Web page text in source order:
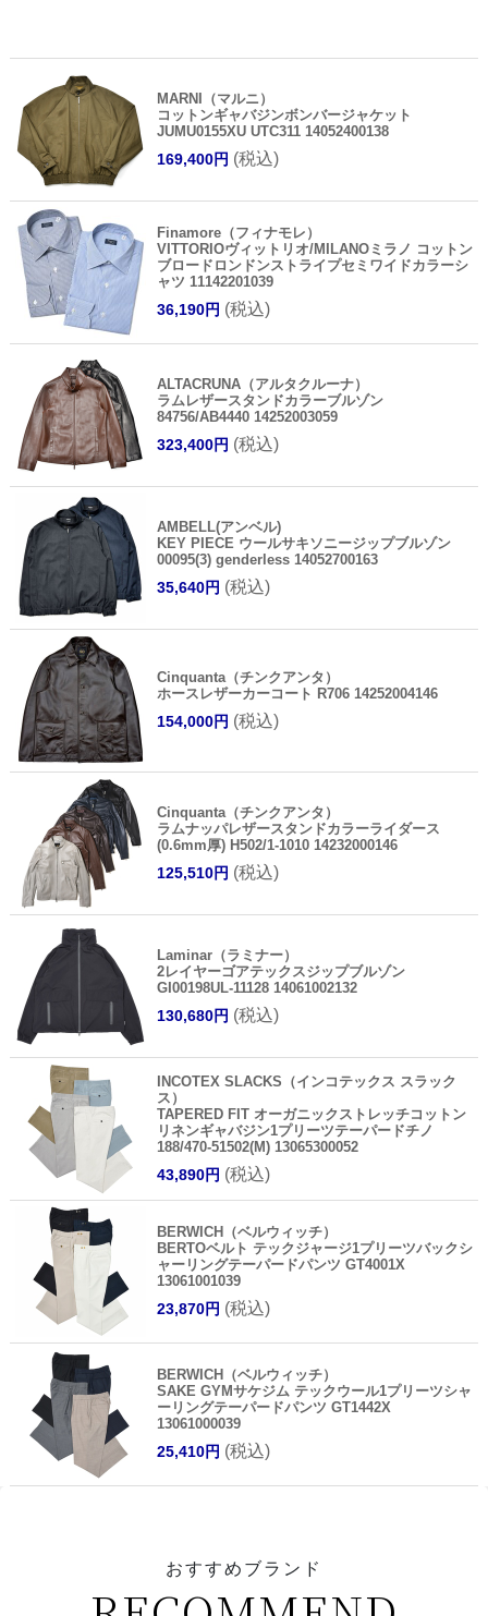
MARNI（マルニ）
コットンギャバジンボンバージャケット
JUMU0155XU UTC311 14052400138
169,400円 (税込)
Finamore（フィナモレ）
VITTORIOヴィットリオ/MILANOミラノ コットン
ブロードロンドンストライプセミワイドカラーシ
ャツ 11142201039
36,190円 (税込)
ALTACRUNA（アルタクルーナ）
ラムレザースタンドカラーブルゾン
84756/AB4440 14252003059
323,400円 (税込)
AMBELL(アンベル)
KEY PIECE ウールサキソニージップブルゾン
00095(3) genderless 14052700163
35,640円 (税込)
Cinquanta（チンクアンタ）
ホースレザーカーコート R706 14252004146
154,000円 (税込)
Cinquanta（チンクアンタ）
ラムナッパレザースタンドカラーライダース
(0.6mm厚) H502/1-1010 14232000146
125,510円 (税込)
Laminar（ラミナー）
2レイヤーゴアテックスジップブルゾン
GI00198UL-11128 14061002132
130,680円 (税込)
INCOTEX SLACKS（インコテックス スラック
ス）
TAPERED FIT オーガニックストレッチコットン
リネンギャバジン1プリーツテーパードチノ
188/470-51502(M) 13065300052
43,890円 (税込)
BERWICH（ベルウィッチ）
BERTOベルト テックジャージ1プリーツバックシ
ャーリングテーパードパンツ GT4001X
13061001039
23,870円 (税込)
BERWICH（ベルウィッチ）
SAKE GYMサケジム テックウール1プリーツシャ
ーリングテーパードパンツ GT1442X
13061000039
25,410円 (税込)
おすすめブランド